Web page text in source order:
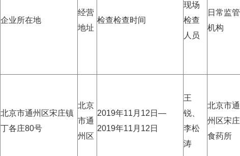
企业所在地
经营
地址
检查检查时间
现场
检查
人员
日常监管
机构
北京市通州区宋庄镇
丁各庄80号
北京
市通
州区
2019年11月12日—
2019年11月12日
王
锐、
李松
涛
北京市通
州区宋庄
食药所